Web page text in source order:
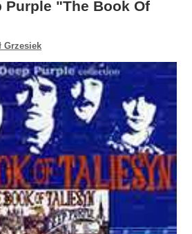
Purple "The Book Of
Grzesiek